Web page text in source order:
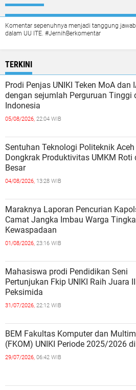
Komentar sepenuhnya menjadi tanggung
dalam UU ITE. #JernihBerkomentar
TERKINI
Prodi Penjas UNIKI Teken MoA dan
dengan sejumlah Perguruan Tinggi
Indonesia
05/08/2026, 22:04 WIB
Sentuhan Teknologi Politeknik Aceh
Dongkrak Produktivitas UMKM Roti
Besar
04/08/2026, 13:28 WIB
Maraknya Laporan Pencurian
Camat Jangka Imbau Warga
Kewaspadaan
01/08/2026, 23:16 WIB
Mahasiswa prodi Pendidikan Seni
Pertunjukan Fkip UNIKI Raih Juara
Peksimida
31/07/2026, 22:12 WIB
BEM Fakultas Komputer dan
(FKOM) UNIKI Periode 2025/2026
29/07/2026, 06:42 WIB